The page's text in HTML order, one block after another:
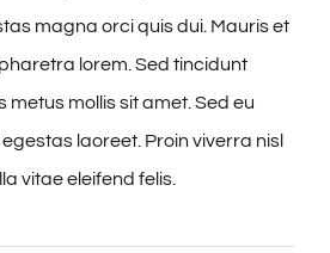
magna orci quis dui. Mauris et
lorem. Sed tincidunt
metus mollis sit amet. Sed eu
laoreet. Proin viverra nisl
vitae eleifend felis.